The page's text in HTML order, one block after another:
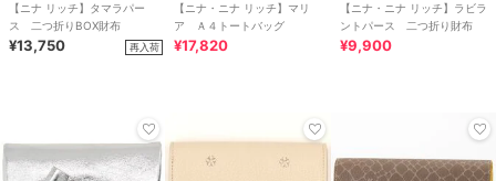
【ニナ リッチ】タマラパー
ス 二つ折りBOX財布
¥13,750 再入荷
【ニナ・ニナ リッチ】マリ
ア Ａ４トートバッグ
¥17,820
【ニナ・ニナ リッチ】ラビラ
ントパース 二つ折り財布
¥9,900